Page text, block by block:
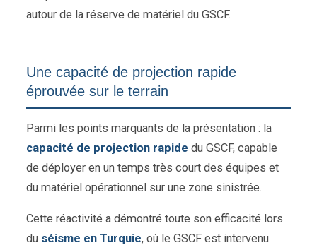
autour de la réserve de matériel du GSCF.
Une capacité de projection rapide
éprouvée sur le terrain
Parmi les points marquants de la présentation : la
capacité de projection rapide du GSCF, capable
de déployer en un temps très court des équipes et
du matériel opérationnel sur une zone sinistrée.
Cette réactivité a démontré toute son efficacité lors
du séisme en Turquie, où le GSCF est intervenu